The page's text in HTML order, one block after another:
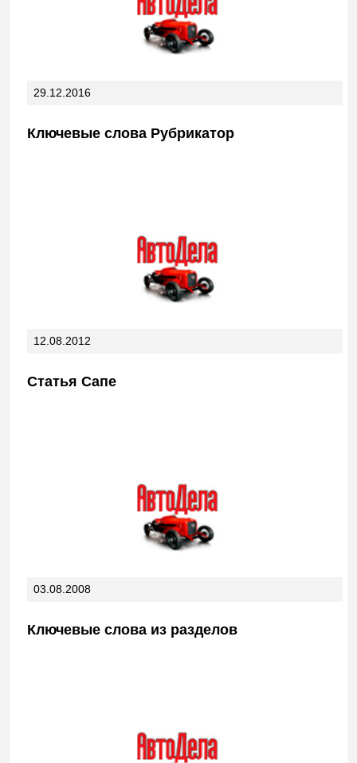
29.12.2016
Ключевые слова Рубрикатор
12.08.2012
Статья Сапе
03.08.2008
Ключевые слова из разделов